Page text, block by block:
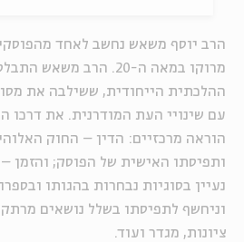
הרב יוסף משאש נחשב לאחד
מרוקו במאה ה-20. הרב
ההלכתית הייחודית, ששילבה את
עם שינויי העת המודרנית. את דרכו
הוראה מרכזיים: הדין – החוק
ותפיסתו האישית של הפוסק; והזמן –
נעיין בסוגיות נבחרות בהגותו
וניחשף לתפיסתו בשלל נושאים
ציונות, מגדר ועוד.